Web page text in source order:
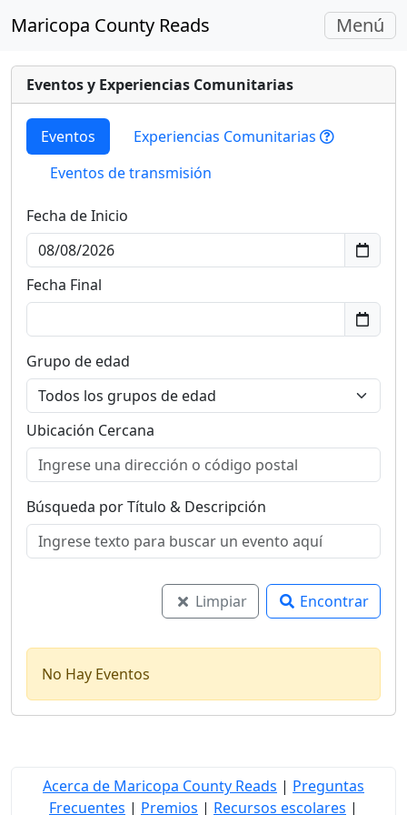
Maricopa County Reads
Alterna
Menú
Eventos y Experiencias Comunitarias
Eventos
Experiencias Comunitarias
Eventos de transmisión
Fecha de Inicio
Fecha Final
Grupo de edad
Ubicación Cercana
Búsqueda por Título & Descripción
Limpiar Encontrar
No Hay Eventos
Acerca de Maricopa County Reads | Preguntas
Frecuentes | Premios | Recursos escolares |